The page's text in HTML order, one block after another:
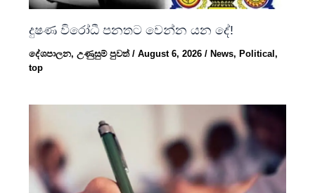
දුෂණ විරෝධී පනතට වෙන්න යන දේ!
දේශපාලන,උණුසුම් පුවත්/August 6, 2026/ News, Political,
top